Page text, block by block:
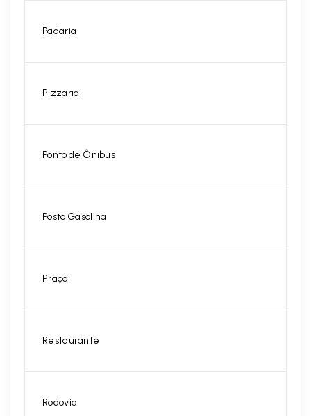
Padaria
Pizzaria
Ponto de Ônibus
Posto Gasolina
Praça
Restaurante
Rodovia